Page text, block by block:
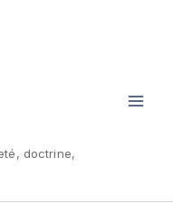
doctrine,